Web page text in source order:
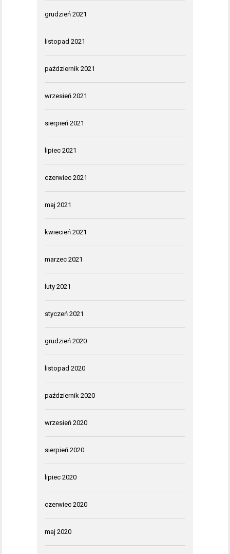
grudzień 2021
listopad 2021
październik 2021
wrzesień 2021
sierpień 2021
lipiec 2021
czerwiec 2021
maj 2021
kwiecień 2021
marzec 2021
luty 2021
styczeń 2021
grudzień 2020
listopad 2020
październik 2020
wrzesień 2020
sierpień 2020
lipiec 2020
czerwiec 2020
maj 2020